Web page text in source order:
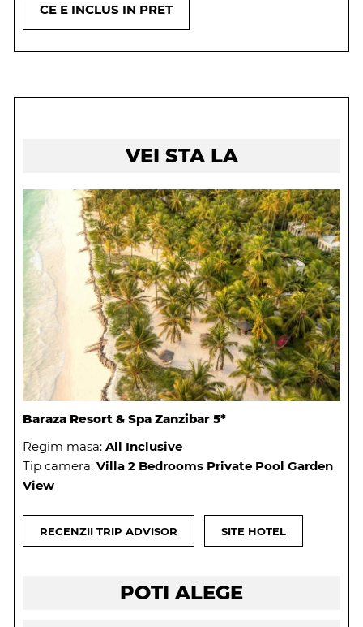
CE E INCLUS IN PRET
VEI STA LA
Baraza Resort & Spa Zanzibar 5*
Regim masa: All Inclusive
Tip camera: Villa 2 Bedrooms Private Pool Garden
View
RECENZII TRIP ADVISOR SITE HOTEL
POTI ALEGE